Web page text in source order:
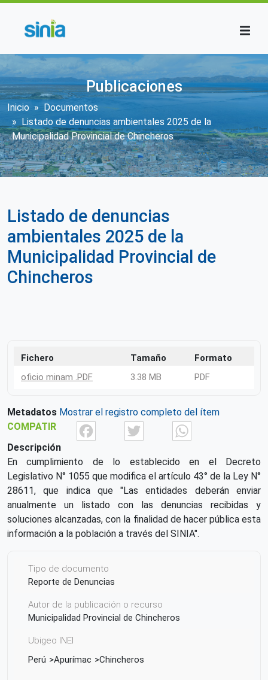
Publicaciones
Sobrescribir enlaces de ayuda a la
Inicio
Documentos
Listado de denuncias ambientales 2025 de la
Municipalidad Provincial de Chincheros
Listado de denuncias
ambientales 2025 de la
Municipalidad Provincial de
Chincheros
Fichero Tamaño
Formato
oficio minam .PDF
3.38 MB PDF
Metadatos Mostrar el registro completo del ítem
COMPATIR
FacebookTwitter
Descripción
En cumplimiento de lo establecido en el Decreto
Legislativo N° 1055 que modifica el artículo 43° de la Ley N°
28611, que indica que "Las entidades deberán enviar
anualmente un listado con las denuncias recibidas y
soluciones alcanzadas, con la finalidad de hacer pública esta
información a la población a través del SINIA".
Tipo de documento
Reporte de Denuncias
Autor de la publicación o recurso
Municipalidad Provincial de Chincheros
Ubigeo INEI
Perú
Apurímac Chincheros